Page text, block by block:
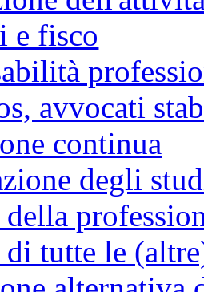
e fisco
avvocati
continua
degli
tutte le